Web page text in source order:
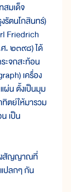
มเด็จ
รัตนโกสินทร์)
Friedrich
. ๒๓๙๘) ได้
ะจกสะท้อน
เครื่อง
น ตั้งเป็นมุม
ทิตย์ให้มารวม
เป็น
งสัญญาณที่
ปลกๆ กัน